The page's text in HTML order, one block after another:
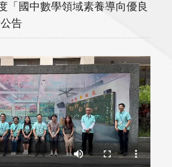
「國中數學領域素養導向優良
告